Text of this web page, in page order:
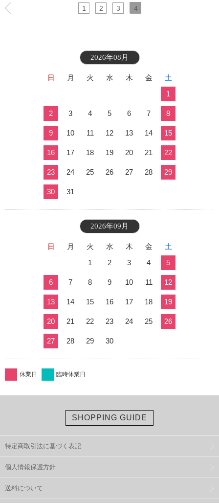
1 2 3 4
2026年08月
日 月 火 水 木 金
土
1
2 3 4 5 6 7 8
9 10 11 12 13 14 15
16 17 18 19 20 21 22
23 24 25 26 27 28 29
30 31
2026年09月
日 月 火 水 木 金
土
1
2 3 4 5
6 7 8 9 10 11 12
13 14 15 16 17 18 19
20 21 22 23 24 25 26
27 28 29 30
休業日 臨時休業日
SHOPPING GUIDE
特定商取引法に基づく表記
個人情報保護方針
送料について